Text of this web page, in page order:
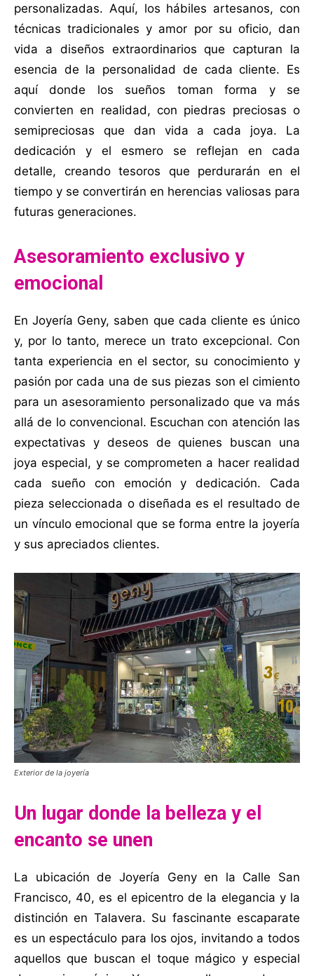
personalizadas. Aquí, los hábiles artesanos, con
técnicas tradicionales y amor por su oficio, dan
vida a diseños extraordinarios que capturan la
esencia de la personalidad de cada cliente. Es
aquí donde los sueños toman forma y se
convierten en realidad, con piedras preciosas o
semipreciosas que dan vida a cada joya. La
dedicación y el esmero se reflejan en cada
detalle, creando tesoros que perdurarán en el
tiempo y se convertirán en herencias valiosas para
futuras generaciones.
Asesoramiento exclusivo y
emocional
En Joyería Geny, saben que cada cliente es único
y, por lo tanto, merece un trato excepcional. Con
tanta experiencia en el sector, su conocimiento y
pasión por cada una de sus piezas son el cimiento
para un asesoramiento personalizado que va más
allá de lo convencional. Escuchan con atención las
expectativas y deseos de quienes buscan una
joya especial, y se comprometen a hacer realidad
cada sueño con emoción y dedicación. Cada
pieza seleccionada o diseñada es el resultado de
un vínculo emocional que se forma entre la joyería
y sus apreciados clientes.
Exterior de la joyería
Un lugar donde la belleza y el
encanto se unen
La ubicación de Joyería Geny en la Calle San
Francisco, 40, es el epicentro de la elegancia y la
distinción en Talavera. Su fascinante escaparate
es un espectáculo para los ojos, invitando a todos
aquellos que buscan el toque mágico y especial